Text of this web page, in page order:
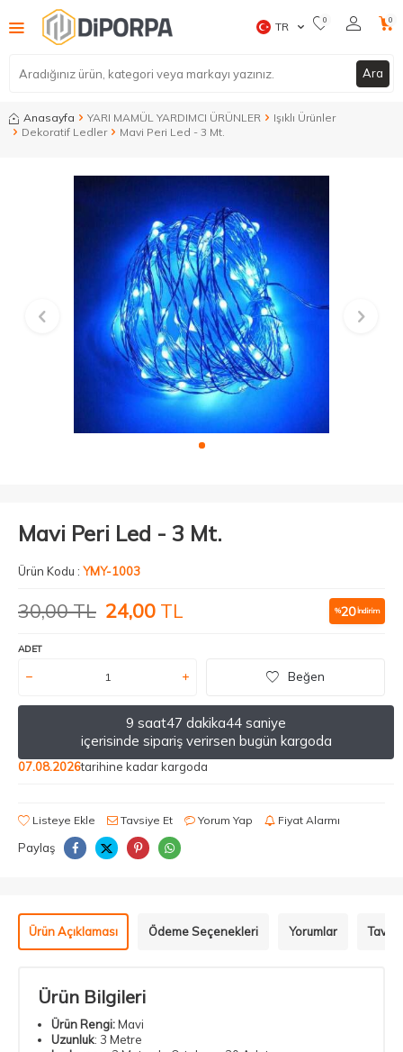
Ara
TR 0 0
Anasayfa YARI MAMÜL YARDIMCI ÜRÜNLER
Işıklı Ürünler
Dekoratif Ledler
Mavi Peri Led - 3 Mt.
Mavi Peri Led - 3 Mt.
Ürün Kodu : YMY-1003
30,00TL 24,00 TL %20İndirim
ADET
Beğen
9 saat47 dakika43 saniye
içerisinde sipariş verirsen bugün kargoda
07.08.2026tarihine kadar kargoda
Listeye Ekle Tavsiye Et Yorum Yap Fiyat Alarmı
Paylaş
Ürün Açıklaması Ödeme Seçenekleri Yorumlar
Ürün Bilgileri
Ürün Rengi:Mavi
Uzunluk: 3 Metre